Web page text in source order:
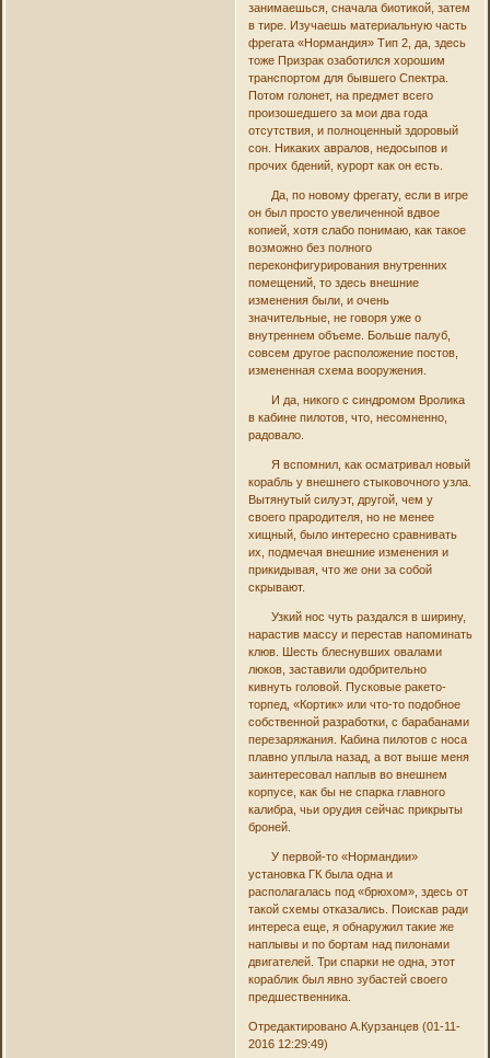
занимаешься, сначала биотикой, затем
в тире. Изучаешь материальную часть
фрегата «Нормандия» Тип 2, да, здесь
тоже Призрак озаботился хорошим
транспортом для бывшего Спектра.
Потом голонет, на предмет всего
произошедшего за мои два года
отсутствия, и полноценный здоровый
сон. Никаких авралов, недосыпов и
прочих бдений, курорт как он есть.
Да, по новому фрегату, если в игре
он был просто увеличенной вдвое
копией, хотя слабо понимаю, как такое
возможно без полного
переконфигурирования внутренних
помещений, то здесь внешние
изменения были, и очень
значительные, не говоря уже о
внутреннем объеме. Больше палуб,
совсем другое расположение постов,
измененная схема вооружения.
И да, никого с синдромом Вролика
в кабине пилотов, что, несомненно,
радовало.
Я вспомнил, как осматривал новый
корабль у внешнего стыковочного узла.
Вытянутый силуэт, другой, чем у
своего прародителя, но не менее
хищный, было интересно сравнивать
их, подмечая внешние изменения и
прикидывая, что же они за собой
скрывают.
Узкий нос чуть раздался в ширину,
нарастив массу и перестав напоминать
клюв. Шесть блеснувших овалами
люков, заставили одобрительно
кивнуть головой. Пусковые ракето-
торпед, «Кортик» или что-то подобное
собственной разработки, с барабанами
перезаряжания. Кабина пилотов с носа
плавно уплыла назад, а вот выше меня
заинтересовал наплыв во внешнем
корпусе, как бы не спарка главного
калибра, чьи орудия сейчас прикрыты
броней.
У первой-то «Нормандии»
установка ГК была одна и
располагалась под «брюхом», здесь от
такой схемы отказались. Поискав ради
интереса еще, я обнаружил такие же
наплывы и по бортам над пилонами
двигателей. Три спарки не одна, этот
кораблик был явно зубастей своего
предшественника.
Отредактировано А.Курзанцев (01-11-
2016 12:29:49)